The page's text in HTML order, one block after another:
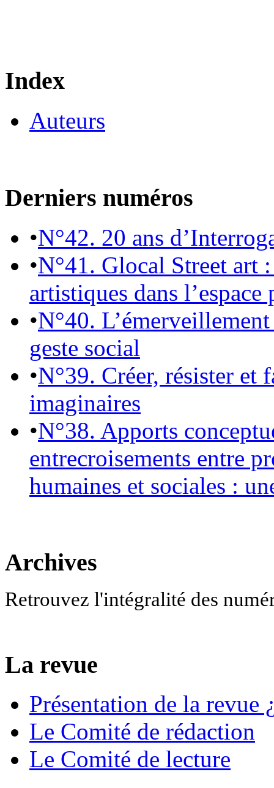
Index
Auteurs
Derniers numéros
•N°42. 20 ans
•N°41. Glocal Street art
artistiques dans l’espace
•N°40.
geste social
•N°39. Créer, résister et
imaginaires
•N°38. Apports
entrecroisements entre
humaines et sociales :
Archives
Retrouvez l'intégralité des
La revue
Présentation de la revue
Le Comité de rédaction
Le Comité de lecture